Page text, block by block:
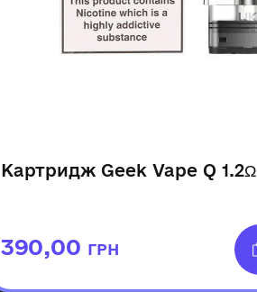
Картридж Geek Vape Q 1.2Ω
390,00 ГРН